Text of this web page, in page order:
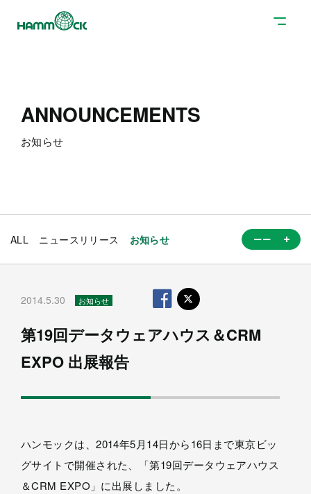
ANNOUNCEMENTS
お知らせ
2014.5.30 お知らせ
第19回データウェアハウス＆CRM
EXPO 出展報告
ハンモックは、2014年5月14日から16日まで東京ビッ
グサイトで開催された、「第19回データウェアハウス
＆CRM EXPO」に出展しました。
ALL ニュースリリース お知らせ